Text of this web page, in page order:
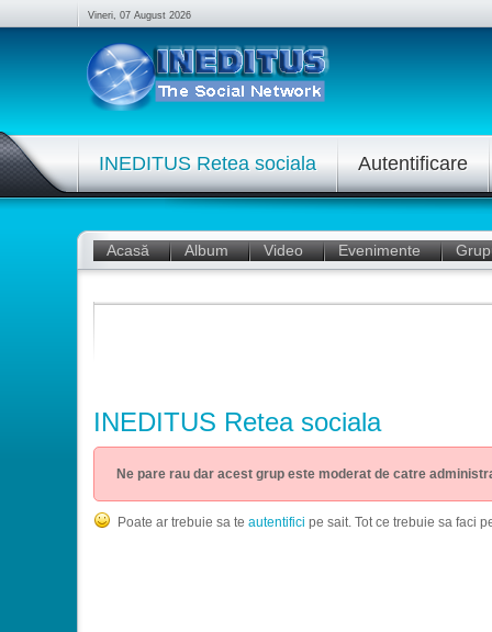
Vineri, 07 August 2026
INEDITUS Retea sociala Autentificare
Acasă Album Video Evenimente
INEDITUS Retea sociala
Ne pare rau dar acest grup este moderat de catre
Poate ar trebuie sa te autentifici pe sait. Tot ce trebuie sa faci